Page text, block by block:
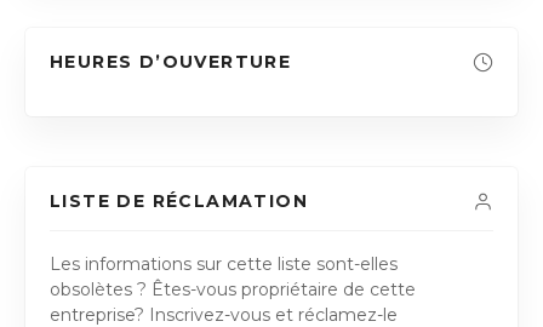
HEURES D’OUVERTURE
LISTE DE RÉCLAMATION
Les informations sur cette liste sont-elles
obsolètes ? Êtes-vous propriétaire de cette
entreprise? Inscrivez-vous et réclamez-le